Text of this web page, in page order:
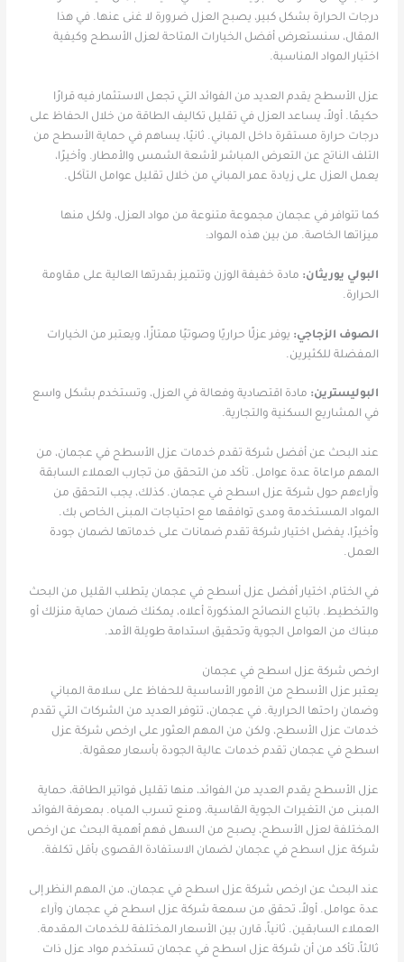
درجات الحرارة بشكل كبير، يصبح العزل ضرورة لا غنى عنها. في هذا
المقال، سنستعرض أفضل الخيارات المتاحة لعزل الأسطح وكيفية
اختيار المواد المناسبة.
عزل الأسطح يقدم العديد من الفوائد التي تجعل الاستثمار فيه قرارًا
حكيمًا. أولاً، يساعد العزل في تقليل تكاليف الطاقة من خلال الحفاظ على
درجات حرارة مستقرة داخل المباني. ثانيًا، يساهم في حماية الأسطح من
التلف الناتج عن التعرض المباشر لأشعة الشمس والأمطار. وأخيرًا،
يعمل العزل على زيادة عمر المباني من خلال تقليل عوامل التآكل.
كما تتوافر في عجمان مجموعة متنوعة من مواد العزل، ولكل منها
ميزاتها الخاصة. من بين هذه المواد:
البولي يوريثان: مادة خفيفة الوزن وتتميز بقدرتها العالية على مقاومة
الحرارة.
الصوف الزجاجي: يوفر عزلًا حراريًا وصوتيًا ممتازًا، ويعتبر من الخيارات
المفضلة للكثيرين.
البوليسترين: مادة اقتصادية وفعالة في العزل، وتستخدم بشكل واسع
في المشاريع السكنية والتجارية.
عند البحث عن أفضل شركة تقدم خدمات عزل الأسطح في عجمان، من
المهم مراعاة عدة عوامل. تأكد من التحقق من تجارب العملاء السابقة
وآراءهم حول شركة عزل اسطح في عجمان. كذلك، يجب التحقق من
المواد المستخدمة ومدى توافقها مع احتياجات المبنى الخاص بك.
وأخيرًا، يفضل اختيار شركة تقدم ضمانات على خدماتها لضمان جودة
العمل.
في الختام، اختيار أفضل عزل أسطح في عجمان يتطلب القليل من البحث
والتخطيط. باتباع النصائح المذكورة أعلاه، يمكنك ضمان حماية منزلك أو
مبناك من العوامل الجوية وتحقيق استدامة طويلة الأمد.
ارخص شركة عزل اسطح في عجمان
يعتبر عزل الأسطح من الأمور الأساسية للحفاظ على سلامة المباني
وضمان راحتها الحرارية. في عجمان، تتوفر العديد من الشركات التي تقدم
خدمات عزل الأسطح، ولكن من المهم العثور على ارخص شركة عزل
اسطح في عجمان تقدم خدمات عالية الجودة بأسعار معقولة.
عزل الأسطح يقدم العديد من الفوائد، منها تقليل فواتير الطاقة، حماية
المبنى من التغيرات الجوية القاسية، ومنع تسرب المياه. بمعرفة الفوائد
المختلفة لعزل الأسطح، يصبح من السهل فهم أهمية البحث عن ارخص
شركة عزل اسطح في عجمان لضمان الاستفادة القصوى بأقل تكلفة.
عند البحث عن ارخص شركة عزل اسطح في عجمان، من المهم النظر إلى
عدة عوامل. أولاً، تحقق من سمعة شركة عزل اسطح في عجمان وآراء
العملاء السابقين. ثانياً، قارن بين الأسعار المختلفة للخدمات المقدمة.
ثالثاً، تأكد من أن شركة عزل اسطح في عجمان تستخدم مواد عزل ذات